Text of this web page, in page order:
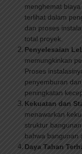
menghemat
terlihat dalam
dan proses
total proyek.
Penyelesaian
memungkinkan
Proses
penyemburan
peningkatan
Kekuatan dan
menawarkan
struktur
bahwa bangunan
Daya Tahan